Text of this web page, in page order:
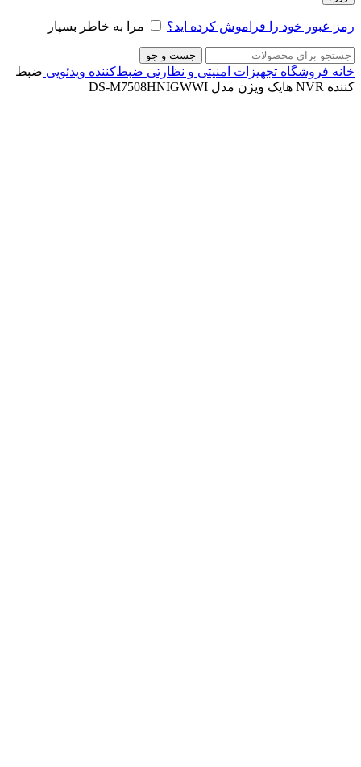
رمز عبور خود را فراموش کرده اید؟ مرا به خاطر بسپار
جست و جو
خانه فروشگاه تجهیزات امنیتی و نظارتی ضبط‌کننده ویدئویی ضبط
کننده NVR هایک ویژن مدل DS-M7508HNIGWWI